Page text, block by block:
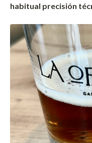
habitual precisión